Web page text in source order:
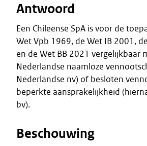
Antwoord
Een Chileense SpA is voor de
Wet Vpb 1969, de Wet IB 2001,
en de Wet BB 2021 vergelijkbaar
Nederlandse naamloze
Nederlandse nv) of besloten
beperkte aansprakelijkheid
bv).
Beschouwing